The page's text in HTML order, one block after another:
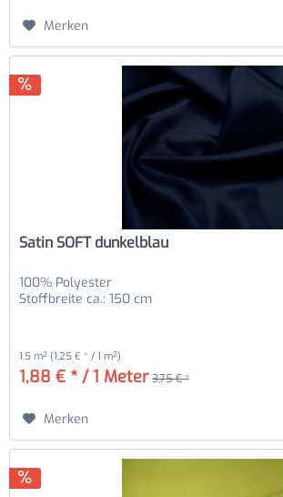
Merken
Satin SOFT dunkelblau
100% Polyester
Stoffbreite ca.: 150 cm
1.5 m² (1,25 € * / 1 m²)
1,88 € * / 1 Meter 3,75 € *
Merken